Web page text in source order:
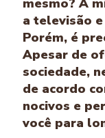
a televisão
Porém, é
Apesar de
sociedade,
de acordo
nocivos e
você para